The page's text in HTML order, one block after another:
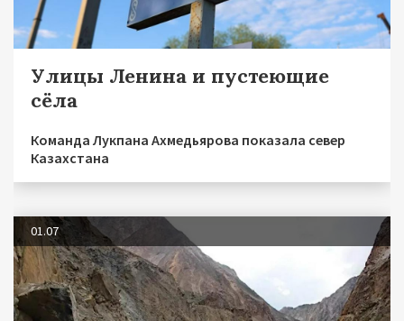
Улицы Ленина и пустеющие
сёла
Команда Лукпана Ахмедьярова показала север
Казахстана
01.07